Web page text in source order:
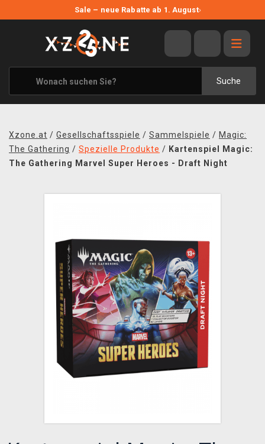
Sale – neue Rabatte ab 1. August›
Suche
ANGEBOTE
ALLE MARKEN
XZONE ORIGINALS
KLEIDUNG & ACCESSOIRES
BÜCHER & COMICS
XZONE CLUB
Xzone.at / Gesellschaftsspiele / Sammelspiele / Magic:
The Gathering / Spezielle Produkte / Kartenspiel Magic:
The Gathering Marvel Super Heroes - Draft Night